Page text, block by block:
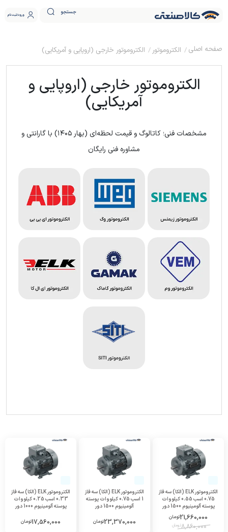
جستجو ورود ثبت نام
الکتروموتور الکتروموتور خارجی (اروپایی و آمریکایی)
الکتروموتور خارجی (اروپایی و
آمریکایی)
مشخصات فنی؛ کاتالوگ و قیمت لحظه‌ای (بهار ۱۴۰۵) با گارانتی و
مشاوره فنی رایگان
الکتروموتور ELK (الکا) سه فاز
0.75 اسب 0.55 کیلووات
پوسته آلومینیوم 1500 دور
21,660,000تومان
8,860,000تومان
الکتروموتور ELK (الکا) سه فاز
1 اسب 0.75 کیلووات پوسته
آلومینیوم 1500 دور
23,370,000تومان
الکتروموتور ELK (الکا) سه فاز
0.33 اسب 0.25 کیلووات
پوسته آلومینیوم 1000 دور
17,560,000تومان